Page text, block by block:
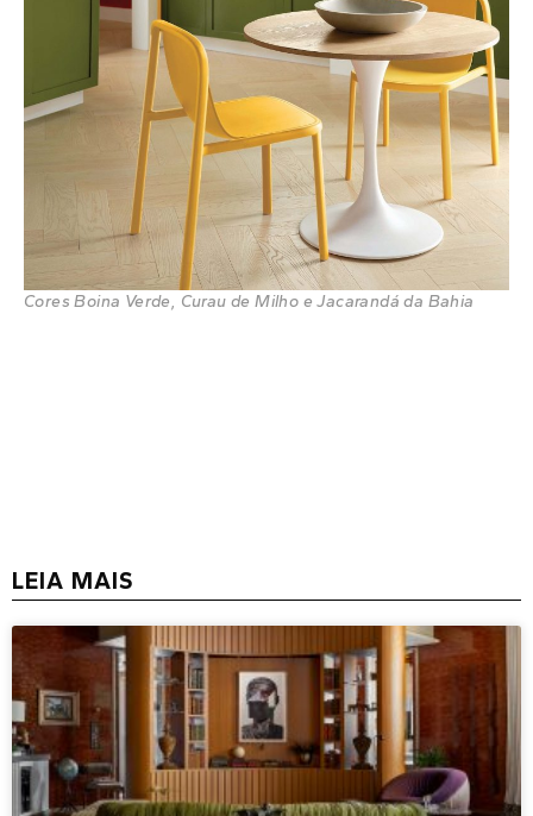
Cores Boina Verde, Curau de Milho e Jacarandá da Bahia
LEIA MAIS